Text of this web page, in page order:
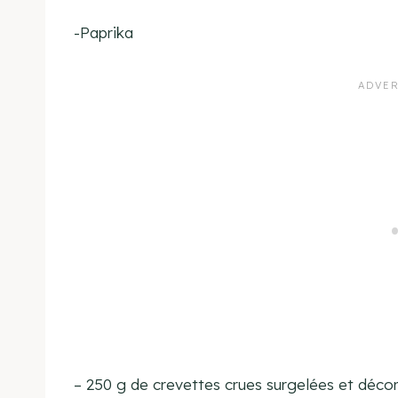
-Paprika
– 250 g de crevettes crues surgelées et